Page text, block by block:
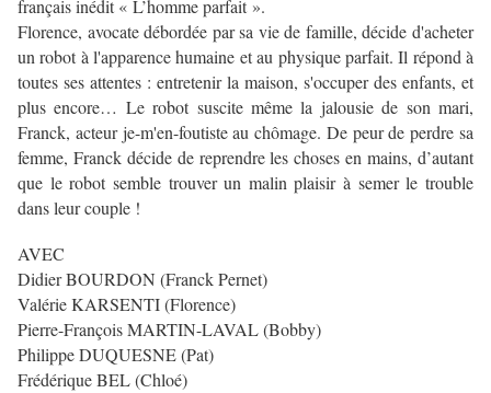
français inédit « L’homme parfait ».
Florence, avocate débordée par sa vie de famille, décide d'acheter
un robot à l'apparence humaine et au physique parfait. Il répond à
toutes ses attentes : entretenir la maison, s'occuper des enfants, et
plus encore… Le robot suscite même la jalousie de son mari,
Franck, acteur je-m'en-foutiste au chômage. De peur de perdre sa
femme, Franck décide de reprendre les choses en mains, d’autant
que le robot semble trouver un malin plaisir à semer le trouble
dans leur couple !
AVEC
Didier BOURDON (Franck Pernet)
Valérie KARSENTI (Florence)
Pierre-François MARTIN-LAVAL (Bobby)
Philippe DUQUESNE (Pat)
Frédérique BEL (Chloé)